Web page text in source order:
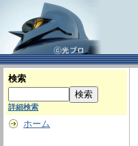
検索
詳細検索
ホーム